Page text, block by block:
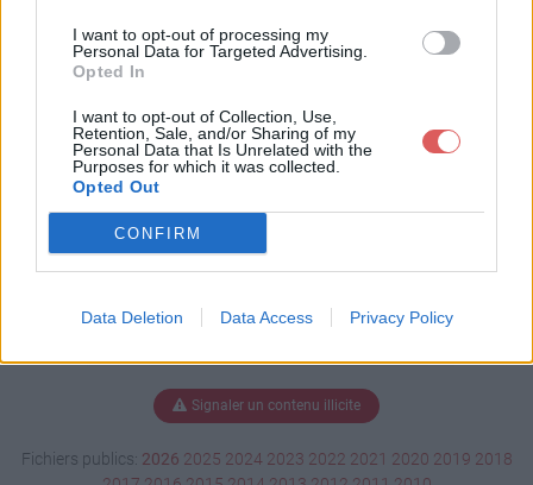
I want to opt-out of processing my
Personal Data for Targeted Advertising.
Opted In
I want to opt-out of Collection, Use,
Retention, Sale, and/or Sharing of my
Personal Data that Is Unrelated with the
Purposes for which it was collected.
Opted Out
CONFIRM
Data Deletion Data Access Privacy Policy
Télécharger objectifs_sociaux.pdf
Télécharger le fichier (992 Ko)
Signaler un contenu illicite
Fichiers publics: 2026 2025 2024 2023 2022 2021 2020 2019 2018